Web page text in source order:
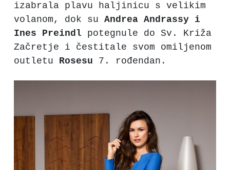
izabrala plavu haljinicu s velikim
volanom, dok su Andrea Andrassy i
Ines
Preindl potegnule do Sv. Križa
Začretje i čestitale svom omiljenom
outletu Rosesu 7. rođendan.